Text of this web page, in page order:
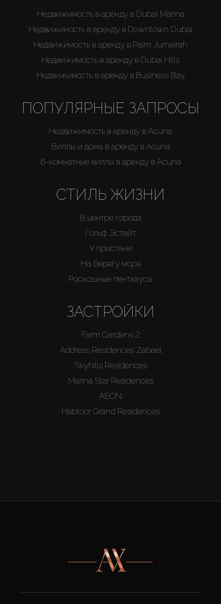
Недвижимость в аренду в Dubai Marina
Недвижимость в аренду в Downtown Dubai
Недвижимость в аренду в Palm Jumeirah
Недвижимость в аренду в Dubai Hills
Недвижимость в аренду в Business Bay
ПОПУЛЯРНЫЕ ЗАПРОСЫ
Недвижимость в аренду в Acuna
Виллы и дома в аренду в Acuna
6-комнатные виллы в аренду в Acuna
СТИЛЬ ЖИЗНИ
В центре города
Гольф Эстейт
У пристани
На берегу моря
Роскошные пентхаусы
ЗАСТРОЙКИ
Farm Gardens 2
Address Residences Zabeel
Skyhills Residences
Marina Star Residences
AEON
Habtoor Grand Residences